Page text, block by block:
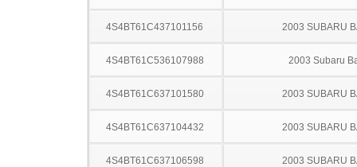
4S4BT61C437101156 2003 SUBARU
4S4BT61C536107988 2003 Subaru
4S4BT61C637101580 2003 SUBARU
4S4BT61C637104432 2003 SUBARU
4S4BT61C637106598 2003 SUBARU